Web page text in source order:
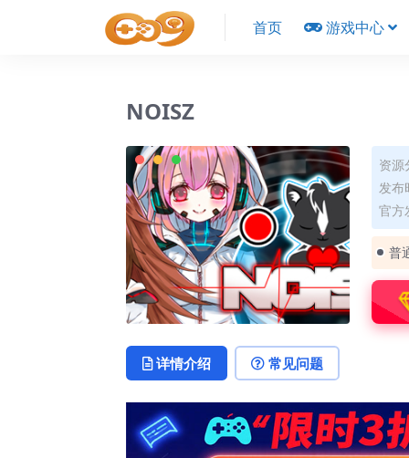
首页 游戏中心
NOISZ
资
发布
官方
普
详情介绍 常见问题